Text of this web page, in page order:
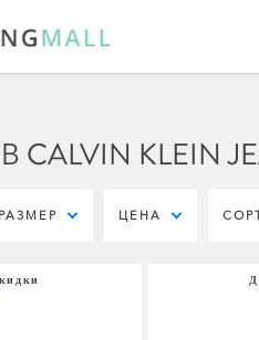
KLEIN
РАЗМЕР ЦЕНА